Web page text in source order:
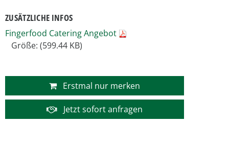
ZUSÄTZLICHE INFOS
Fingerfood Catering Angebot
Größe: (599.44 KB)
Erstmal nur merken
Jetzt sofort anfragen